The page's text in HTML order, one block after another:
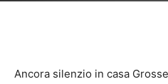
Ancora silenzio in casa